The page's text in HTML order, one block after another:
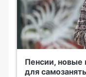
Пенсии, новые
для